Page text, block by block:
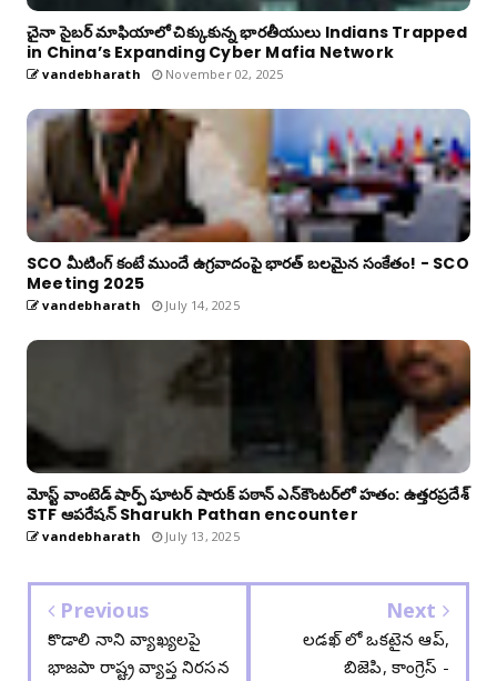
చైనా సైబర్ మాఫియాలో చిక్కుకున్న భారతీయులు Indians Trapped
in China’s Expanding Cyber Mafia Network
vandebharath November 02, 2025
SCO మీటింగ్ కంటే ముందే ఉగ్రవాదంపై భారత్ బలమైన సంకేతం! - SCO
Meeting 2025
vandebharath July 14, 2025
మోస్ట్ వాంటెడ్ షార్ప్ షూటర్ షారుక్ పఠాన్ ఎన్‌కౌంటర్‌లో హతం: ఉత్తరప్రదేశ్
STF ఆపరేషన్ Sharukh Pathan encounter
vandebharath July 13, 2025
Previous
కొడాలి నాని వ్యాఖ్యలపై
భాజపా రాష్ట్ర వ్యాప్త నిరసన
Next
లడఖ్ లో ఒకటైన ఆప్,
బిజెపి, కాంగ్రెస్ -